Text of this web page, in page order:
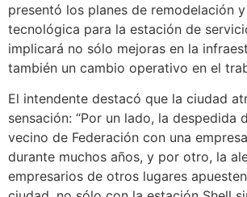
presentó los planes de remodelación
tecnológica para la estación de
implicará no sólo mejoras en la
también un cambio operativo en el
El intendente destacó que la ciudad
sensación: “Por un lado, la despedida
vecino de Federación con una
durante muchos años, y por otro, la
empresarios de otros lugares